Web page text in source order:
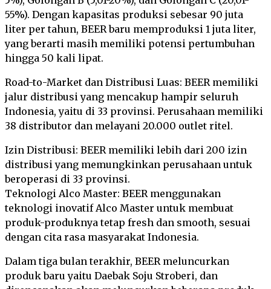
55%). Dengan kapasitas produksi sebesar 90 juta
liter per tahun, BEER baru memproduksi 1 juta liter,
yang berarti masih memiliki potensi pertumbuhan
hingga 50 kali lipat.
Road-to-Market dan Distribusi Luas: BEER memiliki
jalur distribusi yang mencakup hampir seluruh
Indonesia, yaitu di 33 provinsi. Perusahaan memiliki
38 distributor dan melayani 20.000 outlet ritel.
Izin Distribusi: BEER memiliki lebih dari 200 izin
distribusi yang memungkinkan perusahaan untuk
beroperasi di 33 provinsi.
Teknologi Alco Master: BEER menggunakan
teknologi inovatif Alco Master untuk membuat
produk-produknya tetap fresh dan smooth, sesuai
dengan cita rasa masyarakat Indonesia.
Dalam tiga bulan terakhir, BEER meluncurkan
produk baru yaitu Daebak Soju Stroberi, dan